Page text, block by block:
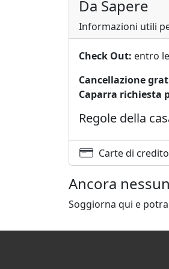
Da Sapere
Informazioni utili
Check Out: entro
Cancellazione
Caparra richiesta
Regole della
Carte di
Ancora
Soggiorna qui e